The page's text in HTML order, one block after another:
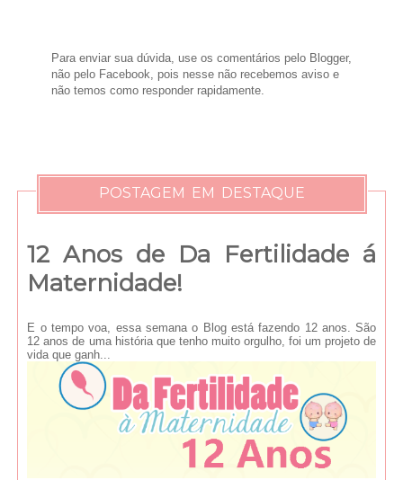
Para enviar sua dúvida, use os comentários pelo Blogger,
não pelo Facebook, pois nesse não recebemos aviso e
não temos como responder rapidamente.
POSTAGEM EM DESTAQUE
12 Anos de Da Fertilidade á
Maternidade!
E o tempo voa, essa semana o Blog está fazendo 12 anos. São
12 anos de uma história que tenho muito orgulho, foi um projeto de
vida que ganh...